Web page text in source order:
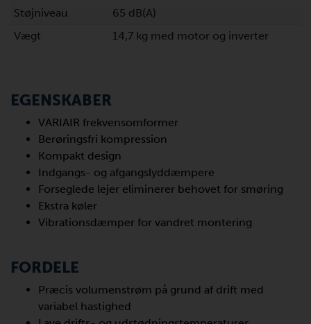
Støjniveau
65 dB(A)
Vægt
14,7 kg med motor og inverter
EGENSKABER
VARIAIR frekvensomformer
Berøringsfri kompression
Kompakt design
Indgangs- og afgangslyddæmpere
Forseglede lejer eliminerer behovet for smøring
Ekstra køler
Vibrationsdæmper for vandret montering
FORDELE
Præcis volumenstrøm på grund af drift med
variabel hastighed